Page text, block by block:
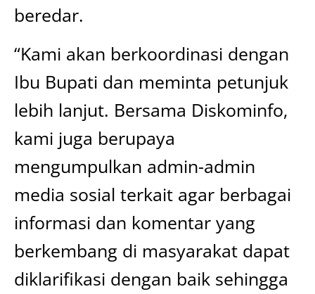
beredar.
“Kami akan berkoordinasi dengan
Ibu Bupati dan meminta petunjuk
lebih lanjut. Bersama Diskominfo,
kami juga berupaya
mengumpulkan admin-admin
media sosial terkait agar berbagai
informasi dan komentar yang
berkembang di masyarakat dapat
diklarifikasi dengan baik sehingga